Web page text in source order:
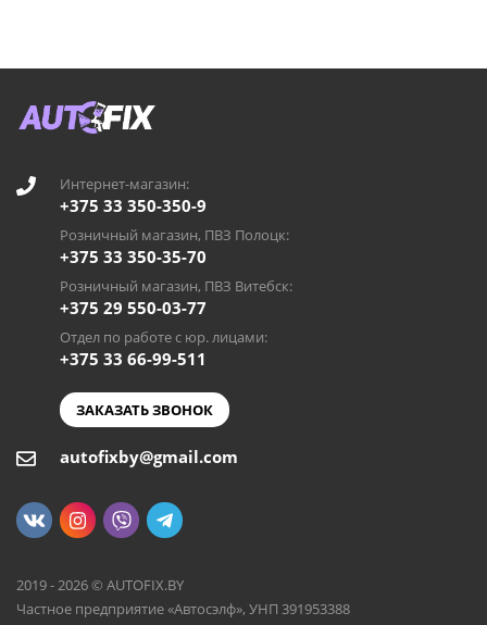
Интернет-магазин:
+375 33 350-350-9
Розничный магазин, ПВЗ Полоцк:
+375 33 350-35-70
Розничный магазин, ПВЗ Витебск:
+375 29 550-03-77
Отдел по работе с юр. лицами:
+375 33 66-99-511
ЗАКАЗАТЬ ЗВОНОК
autofixby@gmail.com
2019 - 2026 © AUTOFIX.BY
Частное предприятие «Автосэлф», УНП 391953388